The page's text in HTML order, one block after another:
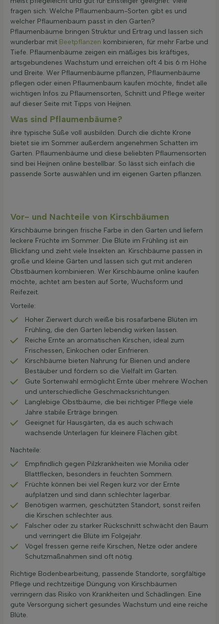
fragen sich: Welche Pflaumenbaum-Sorten gibt es und
welcher Pflaumenbaum passt in den Garten?
Pflaumenbäume bringen Struktur und Ertrag und lassen sich
wunderbar mit Beetpflanzen kombinieren, für mehr Farbe und
Tiefe. Pflaumenbäume zeigen ein mäßiges bis kräftiges,
artsgebundenes Wachstum und erreichen oft 4 bis 6 m Höhe
und Breite. Wer Pflaumenbäume pflanzen, Pflaumenbäume
pflegen oder einen Pflaumenbaum kaufen möchte, findet alle
wichtigen Infos zu Pflaumensorten, Schnitt und Pflege weiter
auf dieser Seite mit Tipps von Heijnen.
Was sind Pflaumenbäume?
ihre typische Süße voll ausbilden. Durch die dichte Krone
bietet sie im Sommer außerdem angenehmen Schatten im
Garten. Pflaumenbäume und diese beliebten Pflaumensorten
sind bei Heijnen online bestellbar. So lässt sich einfach die
passende Sorte auswählen und im eigenen Garten pflanzen.
Vor- und Nachteile von Kirschbäumen
Kirschbäume bringen frische Farbe in den Garten und liefern
leckere Früchte im Sommer. Die Blüte im Frühling ist ein
Blickfang und zieht viele Insekten an. Kirschbäume passen in
große und kleine Gärten und lassen sich gut mit anderen
Obstbäumen kombinieren. Wer Kirschbäume online kaufen
möchte, achtet am besten auf Sorte, Wuchsform und
Reifezeit.
Vorteile:
Hoher Zierwert durch weiße bis rosafarbene Blüten im
Frühling, die den Garten lebendig wirken lassen.
Reiche Ernte an aromatischen Kirschen, ideal zum
Frischessen, Einkochen oder Einfrieren.
Kirschbäume bieten Nahrung für Bienen und andere
Bestäuber und fördern so die Vielfalt im Garten.
Gute Sortenwahl ermöglicht Ernte über mehrere Wochen
und unterschiedliche Geschmacksrichtungen.
Langlebige Obstbäume, die bei richtiger Pflege viele
Jahre stabile Erträge bringen.
Geeignet für Hausgärten, da es auch schwach
wachsende Unterlagen für kleinere Flächen gibt.
Nachteile:
Empfindlich gegen Pilzkrankheiten wie Monilia oder
Blattflecken, besonders in feuchten Sommern.
Früchte können bei viel Regen kurz vor der Ernte
aufplatzen und sind dann schlechter lagerbar.
Benötigen warmen, geschützten Standort, sonst reifen
die Kirschen schlechter aus.
Falscher oder zu starker Rückschnitt schwächt den Baum
und verringert die Blüte im Folgejahr.
Vögel fressen gerne reife Kirschen, Netze oder andere
Schutzmaßnahmen sind oft nötig.
Richtige Bodenbearbeitung, passende Standorte, sorgfältige
Pflege und rechtzeitige Düngung von Kirschbäumen
verringern das Risiko von Krankheiten und Schädlingen. Eine
gute Versorgung sichert gesundes Wachstum und eine reiche
Blüte.